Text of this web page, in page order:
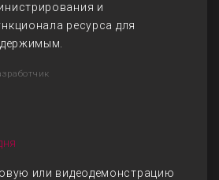
и
ресурса для
или видеодемонстрацию